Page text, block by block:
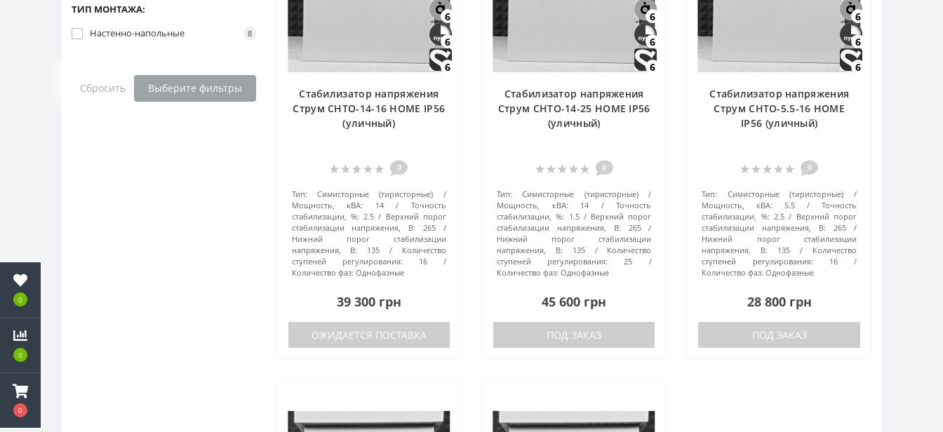
0
0
0
ТИП МОНТАЖА:
Настенно-напольные
8
Сбросить Выберите фильтры
6
6
6
Стабилизатор напряжения
Струм СНТО-14-16 HOME IP56
(уличный)
0
Тип:
Симисторные (тиристорные)
Мощность, кВА:
14
Точность
стабилизации, %: 2.5
Верхний порог
стабилизации напряжения, В:
265
Нижний порог стабилизации
напряжения, В:
135
Количество
ступеней регулирования:
16
Количество фаз: Однофазные
39 300 грн
ОЖИДАЕТСЯ ПОСТАВКА
6
6
6
Стабилизатор напряжения
Струм СНТО-14-25 HOME IP56
(уличный)
0
Тип:
Симисторные (тиристорные)
Мощность, кВА:
14
Точность
стабилизации, %: 1.5
Верхний порог
стабилизации напряжения, В:
265
Нижний порог стабилизации
напряжения, В:
135
Количество
ступеней регулирования:
25
Количество фаз: Однофазные
45 600 грн
ПОД ЗАКАЗ
6
6
6
Стабилизатор напряжения
Струм СНТО-5.5-16 HOME
IP56 (уличный)
0
Тип:
Симисторные (тиристорные)
Мощность, кВА:
5.5
Точность
стабилизации, %: 2.5
Верхний порог
стабилизации напряжения, В:
265
Нижний порог стабилизации
напряжения, В:
135
Количество
ступеней регулирования:
16
Количество фаз: Однофазные
28 800 грн
ПОД ЗАКАЗ